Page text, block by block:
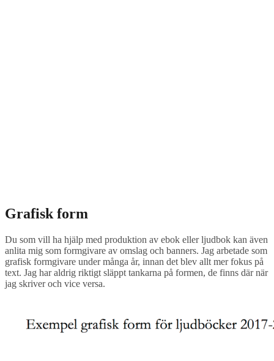
Grafisk form
Du som vill ha hjälp med produktion av ebok eller ljudbok kan även
anlita mig som formgivare av omslag och banners. Jag arbetade som
grafisk formgivare under många år, innan det blev allt mer fokus på
text. Jag har aldrig riktigt släppt tankarna på formen, de finns där när
jag skriver och vice versa.